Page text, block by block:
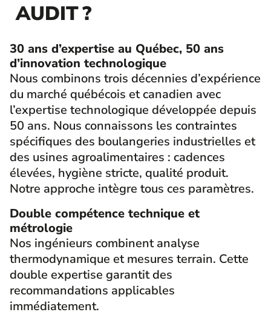
AUDIT ?
30 ans d’expertise au Québec, 50 ans
d’innovation technologique
Nous combinons trois décennies d’expérience
du marché québécois et canadien avec
l’expertise technologique développée depuis
50 ans. Nous connaissons les contraintes
spécifiques des boulangeries industrielles et
des usines agroalimentaires : cadences
élevées, hygiène stricte, qualité produit.
Notre approche intègre tous ces paramètres.
Double compétence technique et
métrologie
Nos ingénieurs combinent analyse
thermodynamique et mesures terrain. Cette
double expertise garantit des
recommandations applicables
immédiatement.